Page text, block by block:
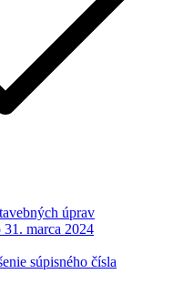
úprav
31. marca 2024
súpisného čísla